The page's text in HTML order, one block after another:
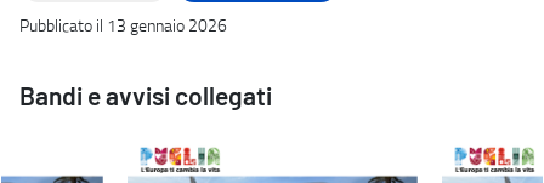
Pubblicato il 13 gennaio 2026
Bandi e avvisi collegati